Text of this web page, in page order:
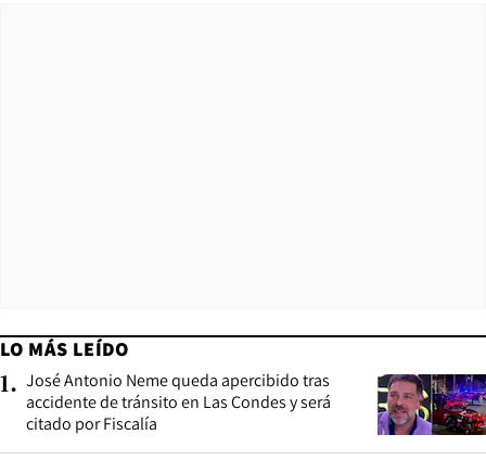
LO MÁS LEÍDO
1. José Antonio Neme queda apercibido tras
accidente de tránsito en Las Condes y será
citado por Fiscalía